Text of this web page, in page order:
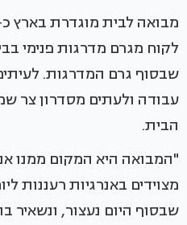
לקוח מגרם מדרגות פנימי
שבסוף גרם המדרגות.
עבודה ולעתים מסדרון צר
הבית.
"המבואה היא המקום ממנו
מצוידים באנרגיות רעננות
שבסוף היום נעצור, ונשאיר